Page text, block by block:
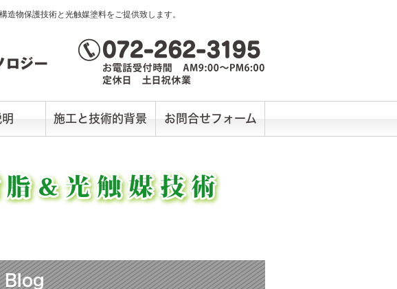
物保護技術と光触媒塗料をご提供致します。
施工と技術的背景 お問合せフォーム
Blog